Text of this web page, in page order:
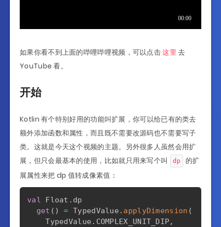
如果你看不到上面的哔哩哔哩视频，可以点击这里去
YouTube 看。
开始
Kotlin 有个特别好用的功能叫扩展，你可以给已有的类去
额外添加函数和属性，而且既不需要改源码也不需要写子
类。这就是今天这个视频的主题。另外很多人虽然会用扩
展，但只会最基本的使用，比如就只用来写个叫
dp
的扩
展属性来把 dp 值转成像素值：
val Float . dp
get ( ) = TypedValue . applyDimension (
    TypedValue
. COMPLEX_UNIT_DIP,